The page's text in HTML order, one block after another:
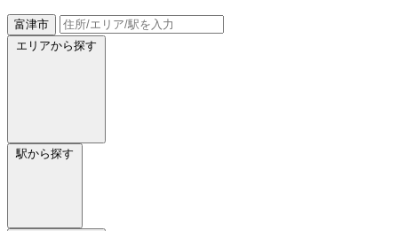
富津市
エリアから探す
駅から探す